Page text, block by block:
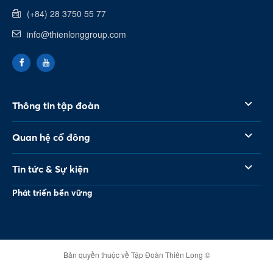
(+84) 28 3750 55 77
info@thienlonggroup.com
Thông tin tập đoàn
Quan hệ cổ đông
Tin tức & Sự kiện
Phát triển bền vững
Bản quyền thuộc về Tập Đoàn Thiên Long ©